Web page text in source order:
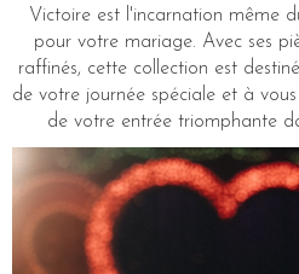
Victoire est l'incarnation même
pour votre mariage. Avec ses
raffinés, cette collection est
de votre journée spéciale et à
de votre entrée triomphante